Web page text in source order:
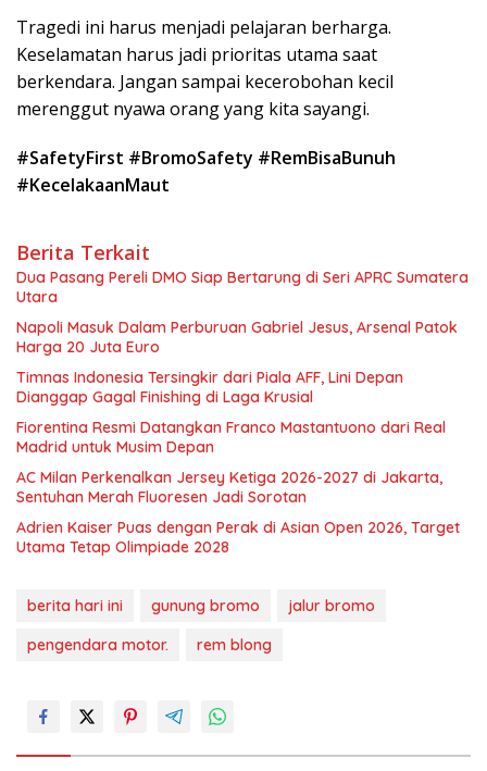
Tragedi ini harus menjadi pelajaran berharga.
Keselamatan harus jadi prioritas utama saat
berkendara. Jangan sampai kecerobohan kecil
merenggut nyawa orang yang kita sayangi.
#SafetyFirst #BromoSafety #RemBisaBunuh
#KecelakaanMaut
Berita Terkait
Dua Pasang Pereli DMO Siap Bertarung di Seri APRC Sumatera
Utara
Napoli Masuk Dalam Perburuan Gabriel Jesus, Arsenal Patok
Harga 20 Juta Euro
Timnas Indonesia Tersingkir dari Piala AFF, Lini Depan
Dianggap Gagal Finishing di Laga Krusial
Fiorentina Resmi Datangkan Franco Mastantuono dari Real
Madrid untuk Musim Depan
AC Milan Perkenalkan Jersey Ketiga 2026-2027 di Jakarta,
Sentuhan Merah Fluoresen Jadi Sorotan
Adrien Kaiser Puas dengan Perak di Asian Open 2026, Target
Utama Tetap Olimpiade 2028
berita hari ini gunung bromo
jalur bromo
pengendara motor.
rem blong